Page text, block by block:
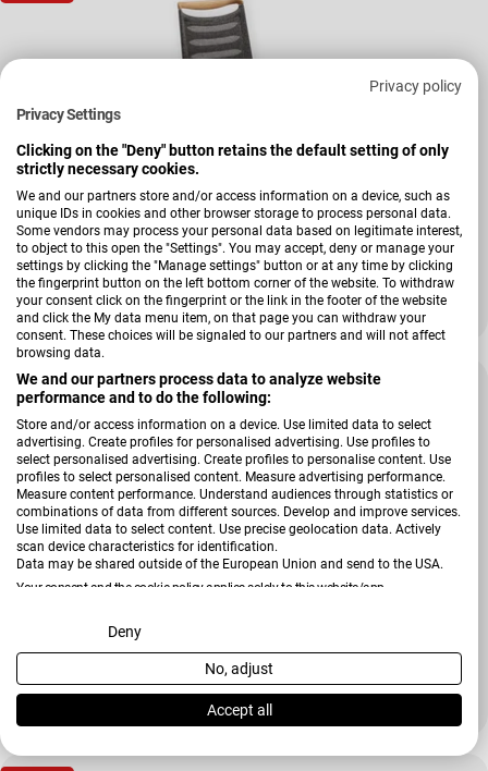
Privacy policy
Privacy Settings
Clicking on the "Deny" button retains the default setting of only
strictly necessary cookies.
We and our partners store and/or access information on a device, such as
unique IDs in cookies and other browser storage to process personal data.
Some vendors may process your personal data based on legitimate interest,
to object to this open the "Settings". You may accept, deny or manage your
settings by clicking the "Manage settings" button or at any time by clicking
the fingerprint button on the left bottom corner of the website. To withdraw
your consent click on the fingerprint or the link in the footer of the website
and click the My data menu item, on that page you can withdraw your
consent. These choices will be signaled to our partners and will not affect
browsing data.
We and our partners process data to analyze website
performance and to do the following:
Store and/or access information on a device. Use limited data to select
advertising. Create profiles for personalised advertising. Use profiles to
select personalised advertising. Create profiles to personalise content. Use
profiles to select personalised content. Measure advertising performance.
Measure content performance. Understand audiences through statistics or
combinations of data from different sources. Develop and improve services.
Use limited data to select content. Use precise geolocation data. Actively
scan device characteristics for identification.
Data may be shared outside of the European Union and send to the USA.
Your consent and the cookie policy applies solely to this website/app.
View Partner List (2 IAB Vendors)
We use your data for the following purposes:
IAB processing purposes:
Deny
No, adjust
Accept all
Freischwinger Lilli Plus
Verkäufer:
Venjakob
Verkaufspreis
549,00 €
Regulärer Preis
730,46 €
-26 %
Freischwinger Valeda
Verkäufer:
MONDO
Verkaufspreis
Regulärer Preis